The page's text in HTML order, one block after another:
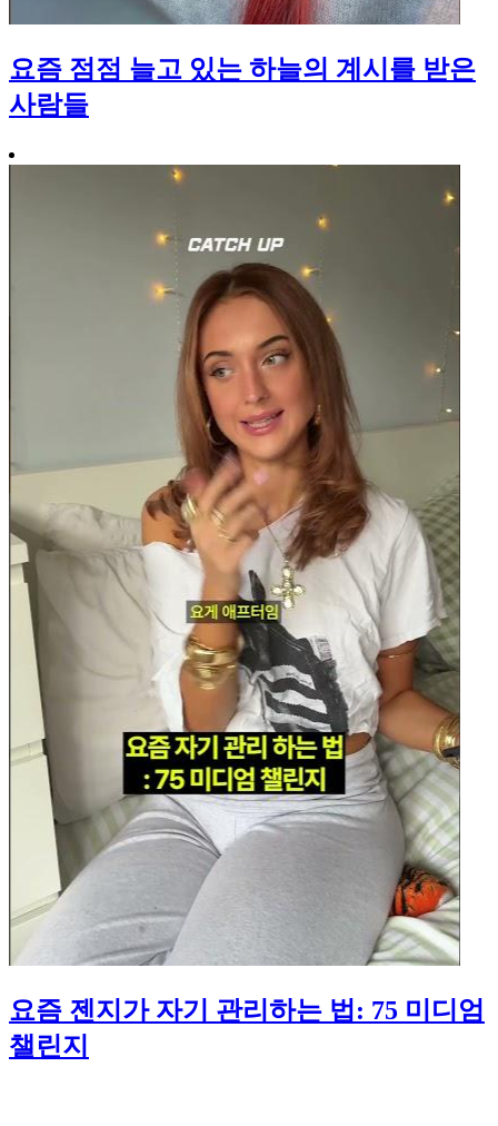
요즘 점점 늘고 있는 하늘의 계시를 받은
사람들
요즘 젠지가 자기 관리하는 법: 75 미디엄
챌린지